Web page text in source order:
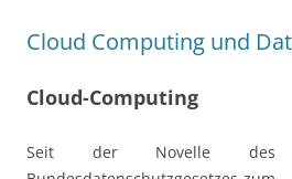
Cloud Computing und
Cloud-Computing
Seit der Novelle des